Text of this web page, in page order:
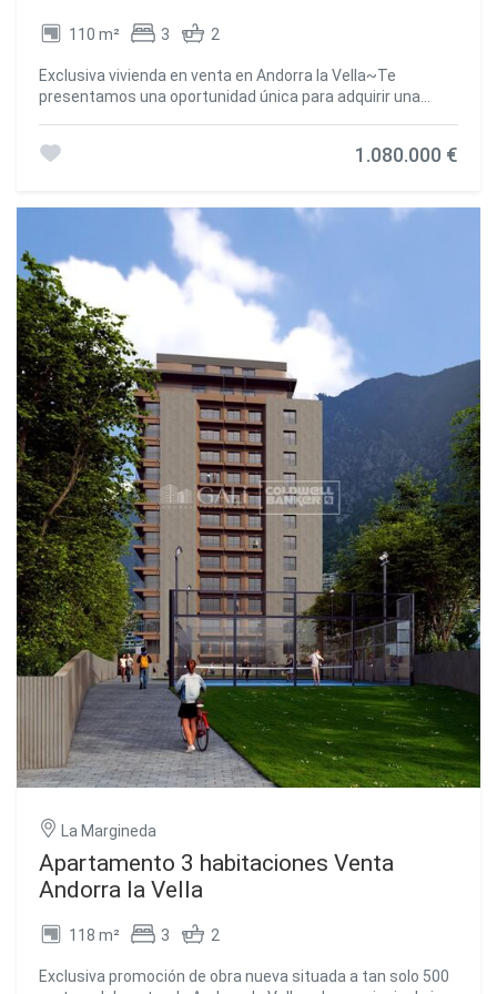
visita personalizada. #ref:03485/5210
110 m² 3 2
Exclusiva vivienda en venta en Andorra la Vella~Te
presentamos una oportunidad única para adquirir una
rodeada de tiendas, restaurantes y todos los
estándares de calidad y confort.~~Distribución de la
vivienda:~3 amplias habitaciones, una de ellas tipo suite
con baño privado.~1 baño completo adicional.~Luminoso
salón-comedor con cocina americana de diseño
integrado.~~Acabados y equipamiento
destacados:~Aislamiento premium: Doble placa reforzada
con aislamiento térmico y acústico en tabiques y
fachadas.~Cocina de lujo: Encimeras y frontales en
Neolith, electrodomésticos de alta gama Miele y placa de
inducción BOSCH.~Baños de diseño: Pavimentos y
revestimientos cerámicos de alta calidad, muebles con
cajón y herrajes en acero inoxidable.~Domótica BUO Smart
Home: Control de iluminación, climatización, persianas y
consumo energético desde tu smartphone.~Confort
térmico: Suelo radiante con termostatos individuales en
cada estancia.~~Extras opcionales:~Plaza de
aparcamiento.~Trastero.~~Esta vivienda combina
ubicación privilegiada, diseño contemporáneo y máxima
eficiencia, convirtiéndose en una opción ideal tanto para
vivir como para invertir en Andorra la Vella.~~Contáctanos
hoy mismo para más información o para programar una
visita personalizada. #ref:04051/5210
1.080.000 €
La Margineda
Apartamento 3 habitaciones Venta
Andorra la Vella
118 m² 3 2
Exclusiva promoción de obra nueva situada a tan solo 500